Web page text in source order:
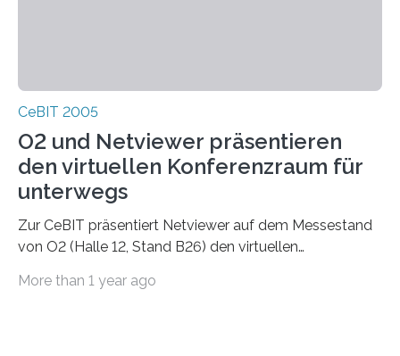
CeBIT 2005
O2 und Netviewer präsentieren
den virtuellen Konferenzraum für
unterwegs
Zur CeBIT präsentiert Netviewer auf dem Messestand
von O2 (Halle 12, Stand B26) den virtuellen
Konferenzdienst von O2 und Netviewer können sich
More than 1 year ago